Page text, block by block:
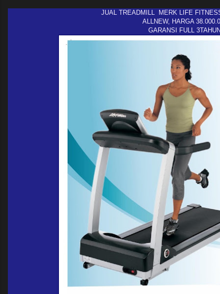
JUAL TREADMILL MERK LIFE
ALLNEW, HARGA
GARANSI FULL